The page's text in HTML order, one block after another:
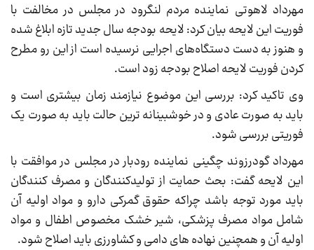
مهرداد لاهوتی نماینده مردم لنگرود در مجلس در مخالفت با
فوریت این لایحه بیان کرد: لایحه بودجه سال جدید تازه ابلاغ شده
و هنوز به دست دستگاه‌های اجرایی نرسیده است از این رو مطرح
کردن فوریت لایحه اصلاح بودجه زود است.
وی تاکید کرد: بررسی این موضوع نیازمند زمان بیشتری است و
باید به صورت عادی و در خوشبینانه ترین حالت باید به صورت یک
فوریتی بررسی شود.
مهرداد گودرزوند چگینی نماینده رودبار در مجلس در موافقت با
این لایحه گفت: بحث حمایت از تولیدکنندگان و مصرف کنندگان
باید مورد توجه باشد چراکه حقوق گمرکی دارو و مواد اولیه آن
شامل مواد مصرف پزشکی، شیر خشک مخصوص اطفال و مواد
اولیه آن و همچنین نهاده های دامی و کشاورزی باید اصلاح شود.